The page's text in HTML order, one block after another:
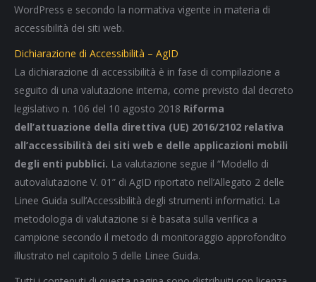
WordPress e secondo la normativa vigente in materia di
accessibilità dei siti web.
Dichiarazione di Accessibilità – AgID
La dichiarazione di accessibilità è in fase di compilazione a
seguito di una valutazione interna, come previsto dal decreto
legislativo n. 106 del 10 agosto 2018 Riforma
dell’attuazione della direttiva (UE) 2016/2102 relativa
all’accessibilità dei siti web e delle applicazioni mobili
degli enti pubblici. La valutazione segue il “Modello di
autovalutazione V. 01” di AgID riportato nell’Allegato 2 delle
Linee Guida sull’Accessibilità degli strumenti informatici. La
metodologia di valutazione si è basata sulla verifica a
campione secondo il metodo di monitoraggio approfondito
illustrato nel capitolo 5 delle Linee Guida.